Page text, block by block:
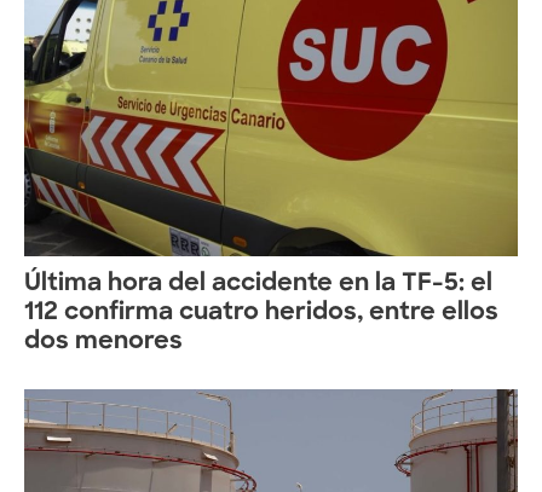
Última hora del accidente en la TF-5: el
112 confirma cuatro heridos, entre ellos
dos menores